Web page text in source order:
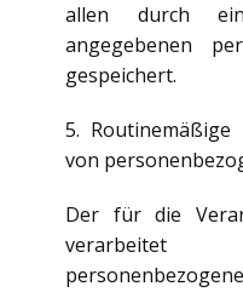
allen durch
angegebenen
gespeichert.
5.
von
Der für die